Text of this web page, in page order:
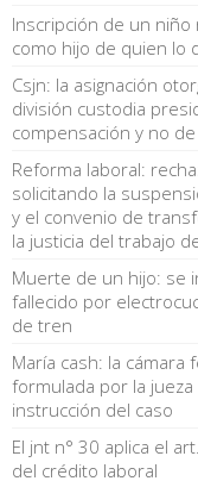
Inscripción de un
como hijo de quien lo
Csjn: la asignación
división custodia
compensación y no
Reforma laboral:
solicitando la
y el convenio de
la justicia del trabajo
Muerte de un hijo: se
fallecido por
de tren
María cash: la cámara
formulada por la
instrucción del caso
El jnt n° 30 aplica el
del crédito laboral